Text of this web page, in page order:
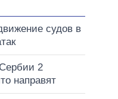
судов в
2
направят